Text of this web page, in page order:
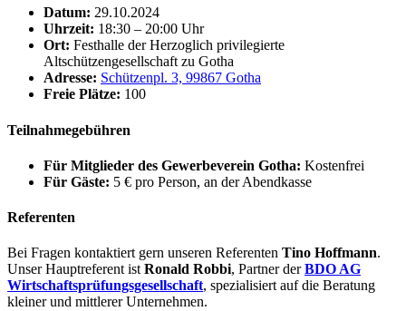
Datum: 29.10.2024
Uhrzeit: 18:30 – 20:00 Uhr
Ort: Festhalle der Herzoglich privilegierte
Altschützengesellschaft zu Gotha
Adresse: Schützenpl. 3, 99867 Gotha
Freie Plätze: 100
Teilnahmegebühren
Für Mitglieder des Gewerbeverein Gotha: Kostenfrei
Für Gäste: 5 € pro Person, an der Abendkasse
Referenten
Bei Fragen kontaktiert gern unseren Referenten Tino Hoffmann.
Unser Hauptreferent ist Ronald Robbi, Partner der BDO AG
Wirtschaftsprüfungsgesellschaft, spezialisiert auf die Beratung
kleiner und mittlerer Unternehmen.